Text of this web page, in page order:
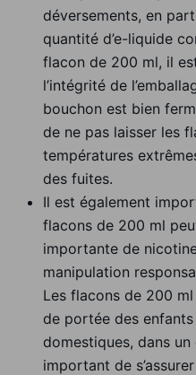
déversements, en
quantité d’e-liquide
flacon de 200 ml, il
l’intégrité de
bouchon est bien
de ne pas laisser les
températures
des fuites.
Il est également
flacons de 200 ml
importante de
manipulation
Les flacons de 200
de portée des
domestiques, dans
important de